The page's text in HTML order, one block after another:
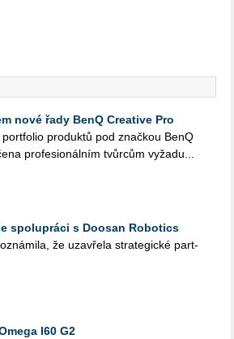
nové řady BenQ Creative Pro
pro­duk­tů pod znač­kou BenQ
pro­fe­si­o­nál­ním tvůr­cům vy­ža­du...
spolupráci s Doosan Robotics
že uza­vře­la stra­te­gic­ké part­
I60 G2